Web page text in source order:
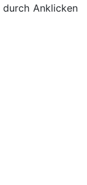
durch Anklicken